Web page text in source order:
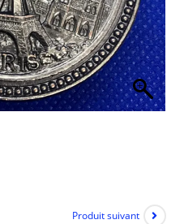
Produit suivant